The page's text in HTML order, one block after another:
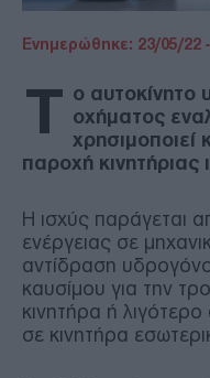
Ενημερώθηκε: 23/05/22
Τ ο αυτοκίνητο
οχήματος
χρησιμοποιεί
παροχή κινητήριας
Η ισχύς παράγεται
ενέργειας σε
αντίδραση
καυσίμου για την
κινητήρα ή
σε κινητήρα